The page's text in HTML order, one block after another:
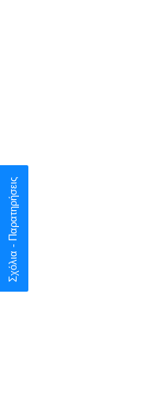
Σχόλια - Παρατηρήσεις